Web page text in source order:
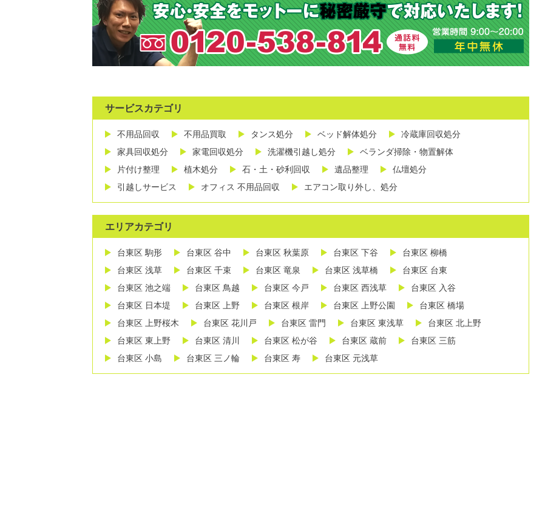
サービスカテゴリ
不用品回収 不用品買取 タンス処分 ベッド解体処分
冷蔵庫回収処分
家具回収処分
家電回収処分 洗濯機引越し処分
ベランダ掃除・物置解体
片付け整理
植木処分 石・土・砂利回収 遺品整理
仏壇処分
引越しサービス
オフィス 不用品回収 エアコン取り外し、処分
エリアカテゴリ
台東区 駒形 台東区 谷中 台東区 秋葉原 台東区 下谷
台東区 柳橋
台東区 浅草
台東区 千束 台東区 竜泉 台東区 浅草橋
台東区 台東
台東区 池之端
台東区 鳥越 台東区 今戸 台東区 西浅草
台東区 入谷
台東区 日本堤
台東区 上野 台東区 根岸 台東区 上野公園
台東区 橋場
台東区 上野桜木
台東区 花川戸 台東区 雷門 台東区 東浅草
台東区 北上野
台東区 東上野
台東区 清川 台東区 松が谷 台東区 蔵前
台東区 三筋
台東区 小島
台東区 三ノ輪 台東区 寿 台東区 元浅草